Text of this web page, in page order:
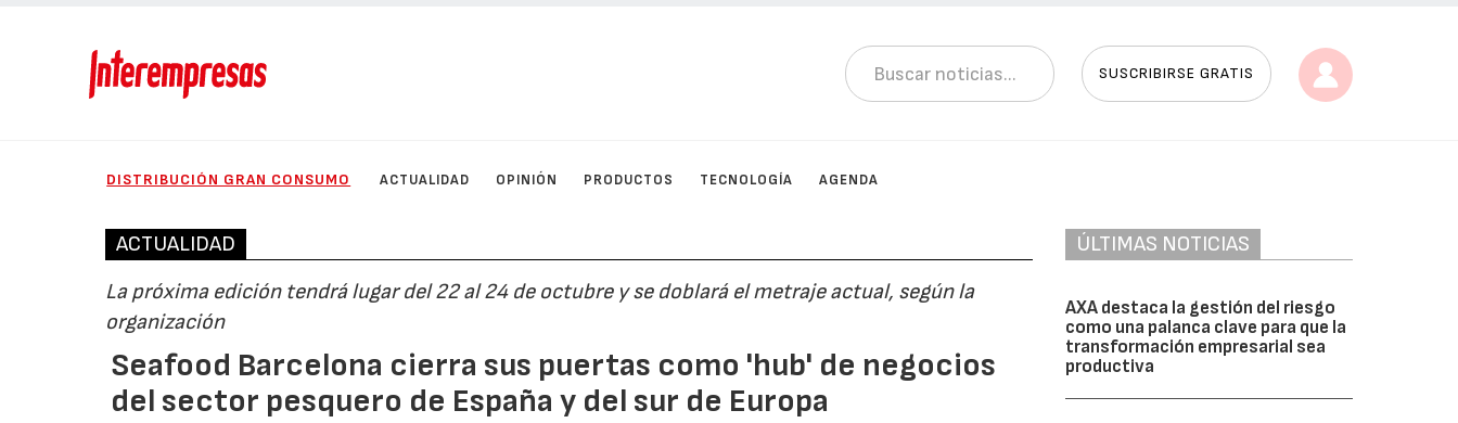
SUSCRIBIRSE GRATIS
DISTRIBUCIÓN GRAN CONSUMO ACTUALIDAD OPINIÓN PRODUCTOS TECNOLOGÍA AGENDA
ACTUALIDAD
La próxima edición tendrá lugar del 22 al 24 de octubre y se doblará el metraje actual, según la
organización
Seafood Barcelona cierra sus puertas como 'hub' de negocios
del sector pesquero de España y del sur de Europa
ÚLTIMAS NOTICIAS
AXA destaca la gestión del riesgo
como una palanca clave para que la
transformación empresarial sea
productiva